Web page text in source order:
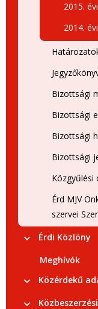
2015.
2014.
Bizottsági
Bizottsági
Bizottsági
Bizottsági
Közgyűlési
Érd MJV
szervei
Érdi Közlöny
Meghívók
Közérdekű